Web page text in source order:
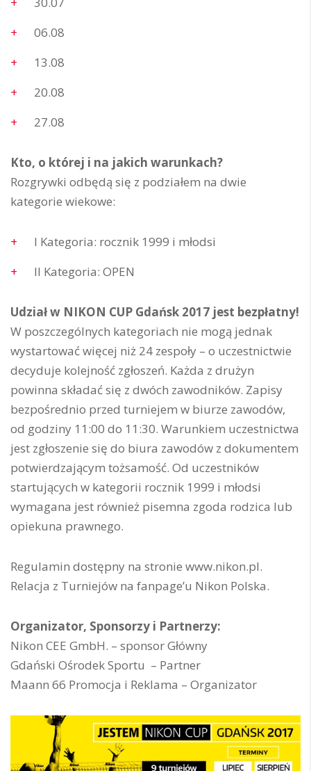
06.08
13.08
20.08
27.08
Kto, o której i na jakich warunkach?
Rozgrywki odbędą się z podziałem na dwie
kategorie wiekowe:
I Kategoria: rocznik 1999 i młodsi
II Kategoria: OPEN
Udział w NIKON CUP Gdańsk 2017 jest bezpłatny!
W poszczególnych kategoriach nie mogą jednak
wystartować więcej niż 24 zespoły – o uczestnictwie
decyduje kolejność zgłoszeń. Każda z drużyn
powinna składać się z dwóch zawodników. Zapisy
bezpośrednio przed turniejem w biurze zawodów,
od godziny 11:00 do 11:30. Warunkiem uczestnictwa
jest zgłoszenie się do biura zawodów z dokumentem
potwierdzającym tożsamość. Od uczestników
startujących w kategorii rocznik 1999 i młodsi
wymagana jest również pisemna zgoda rodzica lub
opiekuna prawnego.
Regulamin dostępny na stronie www.nikon.pl.
Relacja z Turniejów na fanpage’u Nikon Polska.
Organizator, Sponsorzy i Partnerzy:
Nikon CEE GmbH. – sponsor Główny
Gdański Ośrodek Sportu – Partner
Maann 66 Promocja i Reklama – Organizator